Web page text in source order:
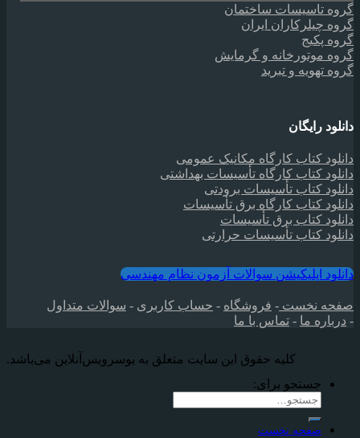
گروه تاسیسات ساختمان
گروه چیلرکاران ایران
گروه پکیج
گروه موتورخانه و گرمایش
گروه تهویه و تبرید
دانلود رایگان
دانلود کتاب کارگاه مکانیک عمومی
دانلود کتاب کارگاه تأسیسات بهداشتی
دانلود کتاب تأسیسات برودتی
دانلود کتاب کارگاه برق تأسیسات
دانلود کتاب برق تأسیسات
دانلود کتاب تأسیسات حرارتی
دانلود اپلیکیشن سوالات آزمون نظام مهندسی
صفحه نخست - فروشگاه - حساب کاربری - سوالات متداول
- درباره ما - تماس با ما
کلیه حقوق این سایت متعلق به یوسرویس‌آنلاین می‌‌باشد.
جستجو برای:
صفحه نخست